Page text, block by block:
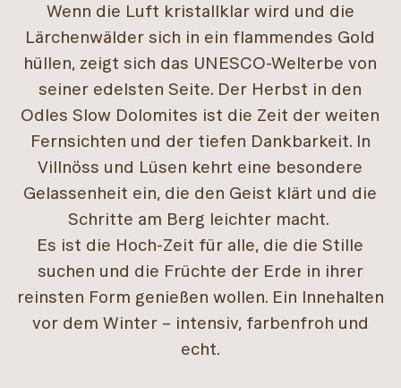
Wenn die Luft kristallklar wird und die
Lärchenwälder sich in ein flammendes Gold
hüllen, zeigt sich das UNESCO-Welterbe von
seiner edelsten Seite. Der Herbst in den
Odles Slow Dolomites ist die Zeit der weiten
Fernsichten und der tiefen Dankbarkeit. In
Villnöss und Lüsen kehrt eine besondere
Gelassenheit ein, die den Geist klärt und die
Schritte am Berg leichter macht.
Es ist die Hoch-Zeit für alle, die die Stille
suchen und die Früchte der Erde in ihrer
reinsten Form genießen wollen. Ein Innehalten
vor dem Winter – intensiv, farbenfroh und
echt.